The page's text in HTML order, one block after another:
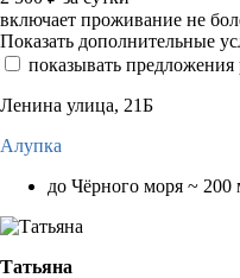
включает проживание не
Показать дополнительные
показывать предложения
Ленина улица, 21Б
Алупка
до Чёрного моря ~ 200
Татьяна